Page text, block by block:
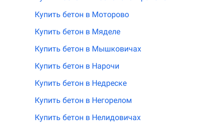
Купить бетон в Моторово
Купить бетон в Мяделе
Купить бетон в Мышковичах
Купить бетон в Нарочи
Купить бетон в Недреске
Купить бетон в Негорелом
Купить бетон в Нелидовичах